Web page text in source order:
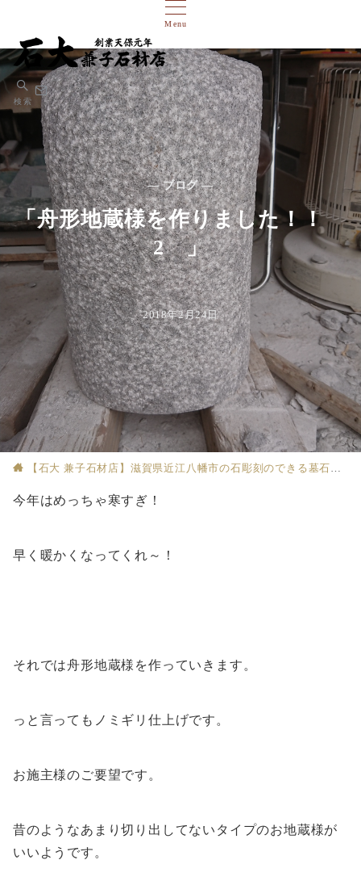
Menu
検索
— ブログ —
「舟形地蔵様を作りました！！
2 」
2018年2月24日
【石大 兼子石材店】滋賀県近江八幡市の石彫刻のできる墓石店
今年はめっちゃ寒すぎ！
早く暖かくなってくれ～！
それでは舟形地蔵様を作っていきます。
っと言ってもノミギリ仕上げです。
お施主様のご要望です。
昔のようなあまり切り出してないタイプのお地蔵様が
いいようです。